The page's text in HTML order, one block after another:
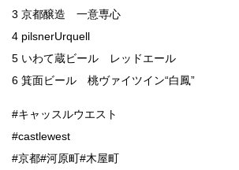
3 京都醸造 一意専心
4 pilsnerUrquell
5 いわて蔵ビール レッドエール
6 箕面ビール 桃ヴァイツイン“白鳳”
#キャッスルウエスト
#castlewest
#京都#河原町#木屋町